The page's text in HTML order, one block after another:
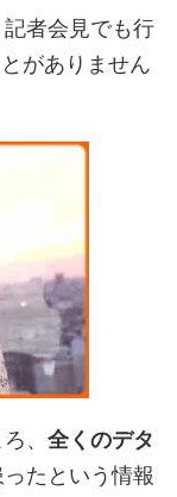
者会見でも行
がありません
、 全くのデタ
たという情報